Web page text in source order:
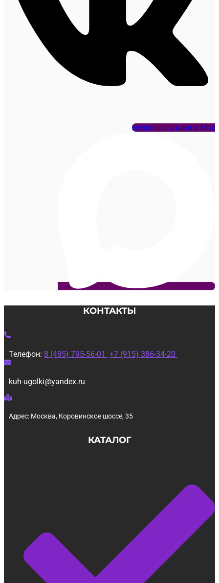
кухонные уголки в Max
КОНТАКТЫ
Телефон: 8 (495) 795-56-01 +7 (915) 386-34-20
kuh-ugolki@yandex.ru
Адрес: Москва, Коровинское шоссе, 35
КАТАЛОГ